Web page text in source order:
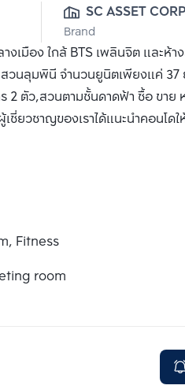
SC ASSET
PUBLIC CO., LTD.
Brand
เมือง ใกล้ BTS เพลินจิต และห้า
วนลุมพินี จำนวนยูนิตเพียงแค่
ตัว,สวนตามชั้นดาดฟ้า ซื้อ ขาย
ยวชาญของเราได้แนะนำคอนโด
Fitness
room